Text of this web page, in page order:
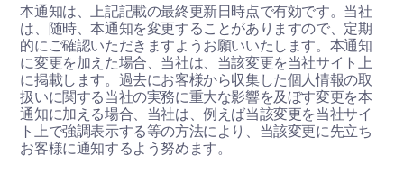
本通知は、上記記載の最終更新日時点で有効です。当社
は、随時、本通知を変更することがありますので、定期
的にご確認いただきますようお願いいたします。本通知
に変更を加えた場合、当社は、当該変更を当社サイト上
に掲載します。過去にお客様から収集した個人情報の取
扱いに関する当社の実務に重大な影響を及ぼす変更を本
通知に加える場合、当社は、例えば当該変更を当社サイ
ト上で強調表示する等の方法により、当該変更に先立ち
お客様に通知するよう努めます。